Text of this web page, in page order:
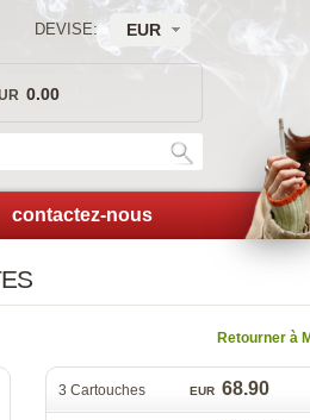
DEVISE: EUR
0.00
contactez-nou
Retourner à
3 Cartouche EUR 68.90